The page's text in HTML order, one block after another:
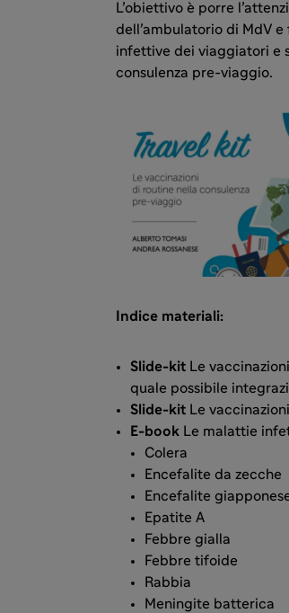
L’obiettivo è porre
dell’ambulatorio di MdV
infettive dei viaggiatori e
consulenza pre-viaggio.
Indice materiali:
Slide-kitLe
quale possibile
Slide-kitLe
E-book Le malattie
Colera
Encefalite da zecche
Encefalite
Epatite A
Febbre gialla
Febbre tifoide
Rabbia
Meningite batterica